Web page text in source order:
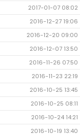
2017-01-07 08:02
2016-12-27 19:06
2016-12-20 09:00
2016-12-07 13:50
2016-11-26 07:50
2016-11-23 22:19
2016-10-25 13:45
2016-10-25 08:11
2016-10-24 14:21
2016-10-19 13:40